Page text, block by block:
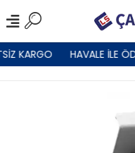
KARGO HAVALE İLE